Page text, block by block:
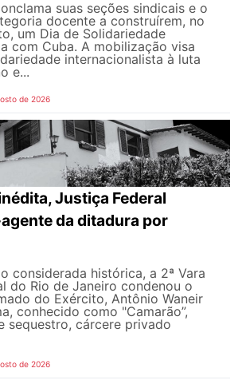
suas seções sindicais e o
docente a construírem, no
um Dia de Solidariedade
com Cuba. A mobilização visa
internacionalista à luta
e...
de 2026
Justiça Federal
da ditadura por
considerada histórica, a 2ª Vara
do Rio de Janeiro condenou o
do Exército, Antônio Waneir
conhecido como "Camarão”,
sequestro, cárcere privado
de 2026